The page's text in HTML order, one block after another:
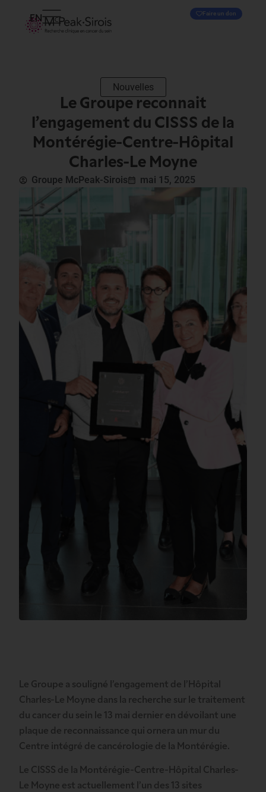
EN
Faire un don
Nouvelles
Le Groupe reconnait
l’engagement du CISSS de la
Montérégie-Centre-Hôpital
Charles-Le Moyne
Groupe McPeak-Sirois mai 15, 2025
Le Groupe a souligné l’engagement de l’Hôpital
Charles-Le Moyne dans la recherche sur le traitement
du cancer du sein le 13 mai dernier en dévoilant une
plaque de reconnaissance qui ornera un mur du
Centre intégré de cancérologie de la Montérégie.
Le CISSS de la Montérégie-Centre-Hôpital Charles-
Le Moyne est actuellement l’un des 13 sites